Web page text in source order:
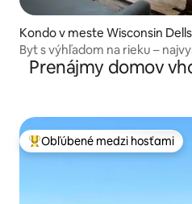
Kondo v meste Wisconsin Dells
Byt s výhľadom na rieku –
vhodné pre domáce zvieratá!
Prenájmy domov
Najobľúbenejšie medzi hosťami
Obľúbené medzi hosťami